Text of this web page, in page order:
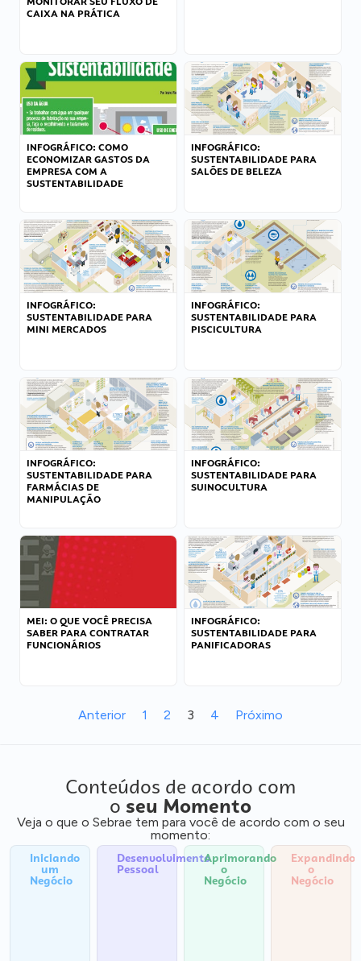
CAIXA NA PRÁTICA
INFOGRÁFICO: COMO
ECONOMIZAR GASTOS DA
EMPRESA COM A
SUSTENTABILIDADE
INFOGRÁFICO:
SUSTENTABILIDADE PARA
SALÕES DE BELEZA
INFOGRÁFICO:
SUSTENTABILIDADE PARA
MINI MERCADOS
INFOGRÁFICO:
SUSTENTABILIDADE PARA
PISCICULTURA
INFOGRÁFICO:
SUSTENTABILIDADE PARA
FARMÁCIAS DE
MANIPULAÇÃO
INFOGRÁFICO:
SUSTENTABILIDADE PARA
SUINOCULTURA
MEI: O QUE VOCÊ PRECISA
SABER PARA CONTRATAR
FUNCIONÁRIOS
INFOGRÁFICO:
SUSTENTABILIDADE PARA
PANIFICADORAS
Anterior 1 2 3 4 Próximo
Conteúdos de acordo com
o seu Momento
Veja o que o Sebrae tem para você de acordo com o seu
momento:
Iniciando
um
Negócio
Desenvolvimento
Pessoal
Aprimorando
o
Negócio
Expandindo
o
Negócio